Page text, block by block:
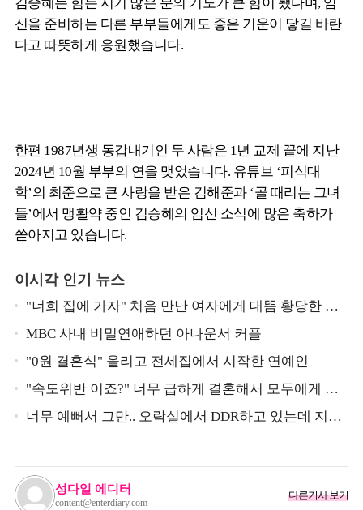
김승혜는 힘든 시기 많은 분의 기도가 큰 힘이 됐다며, 임
신을 준비하는 다른 부부들에게도 좋은 기운이 닿길 바란
다고 따뜻하게 응원했습니다.
한편 1987년생 동갑내기인 두 사람은 1년 교제 끝에 지난
2024년 10월 부부의 연을 맺었습니다. 유튜브 ‘피식대
학’의 최준으로 큰 사랑을 받은 김해준과 ‘골 때리는 그녀
들’에서 맹활약 중인 김승혜의 임신 소식에 많은 축하가
쏟아지고 있습니다.
이시각 인기 뉴스
"너희 집에 가자" 처음 만난 여자에게 대뜸 황당한 요
구 했다는 MBC 아나운서
MBC 사내 비밀연애하던 아나운서 커플
"0원 결혼식" 올리고 전세집에서 시작한 연예인
"속도위반 이죠?" 너무 급하게 결혼해서 모두에게 의
심 받았던 스타
너무 예뻐서 그만.. 오락실에서 DDR하고 있는데 지나
성다일 에디터
content@enterdiary.com
다른기사 보기